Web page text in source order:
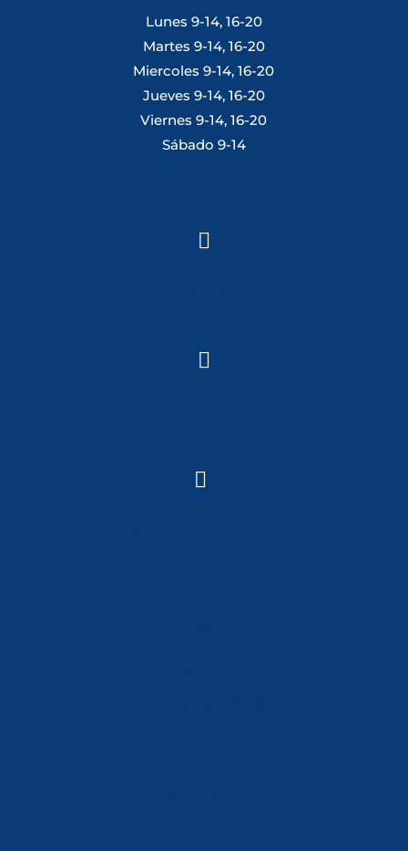
Lunes 9-14, 16-20
Martes 9-14, 16-20
Miercoles 9-14, 16-20
Jueves 9-14, 16-20
Viernes 9-14, 16-20
Sábado 9-14


